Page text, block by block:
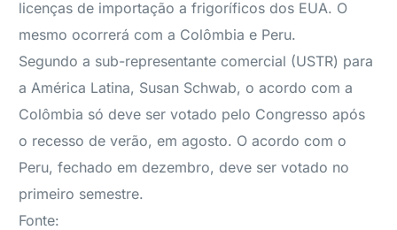
licenças de importação a frigoríficos dos EUA. O
mesmo ocorrerá com a Colômbia e Peru.
Segundo a sub-representante comercial (USTR) para
a América Latina, Susan Schwab, o acordo com a
Colômbia só deve ser votado pelo Congresso após
o recesso de verão, em agosto. O acordo com o
Peru, fechado em dezembro, deve ser votado no
primeiro semestre.
Fonte: